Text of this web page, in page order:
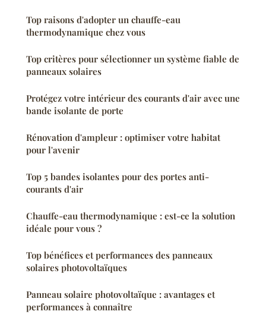
Top raisons d'adopter un chauffe-eau
thermodynamique chez vous
Top critères pour sélectionner un système fiable de
panneaux solaires
Protégez votre intérieur des courants d'air avec une
bande isolante de porte
Rénovation d'ampleur : optimiser votre habitat
pour l'avenir
Top 5 bandes isolantes pour des portes anti-
courants d'air
Chauffe-eau thermodynamique : est-ce la solution
idéale pour vous ?
Top bénéfices et performances des panneaux
solaires photovoltaïques
Panneau solaire photovoltaïque : avantages et
performances à connaître